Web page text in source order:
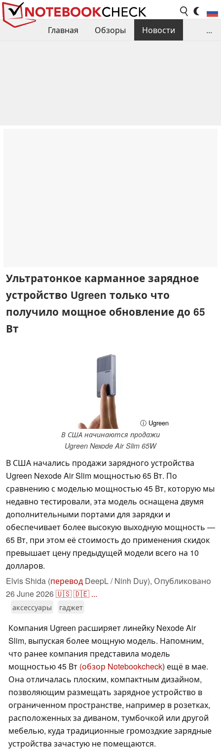
Главная Обзоры
Новости
...
Ультратонкое карманное зарядное
устройство Ugreen только что
получило мощное обновление до 65
Вт
ⓘ Ugreen
В США начинаются продажи
Ugreen Nexode Air Slim 65W
В США начались продажи зарядного устройства
Ugreen Nexode Air Slim мощностью 65 Вт. По
сравнению с моделью мощностью 45 Вт, которую мы
недавно тестировали, эта модель оснащена двумя
дополнительными портами для зарядки и
обеспечивает более высокую выходную мощность —
65 Вт, при этом её стоимость до применения скидок
превышает цену предыдущей модели всего на 10
долларов.
Elvis Shida (перевод DeepL / Ninh Duy), Опубликовано
26 June 2026🇺🇸🇩🇪 ...
аксессуары гаджет
Компания Ugreen расширяет линейку Nexode Air
Slim, выпуская более мощную модель. Напомним,
что ранее компания представила модель
мощностью 45 Вт (обзор Notebookcheck) ещё в мае.
Она отличалась плоским, компактным дизайном,
позволяющим размещать зарядное устройство в
ограниченном пространстве, например в розетках,
расположенных за диваном, тумбочкой или другой
мебелью, куда традиционные громоздкие зарядные
устройства зачастую не помещаются.